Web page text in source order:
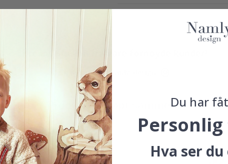
Ekte inspirasjon fra våre fornøyde kunder!
Merk ditt med #namly_design
Produkter kjøpt sammenDu har
Hva ser